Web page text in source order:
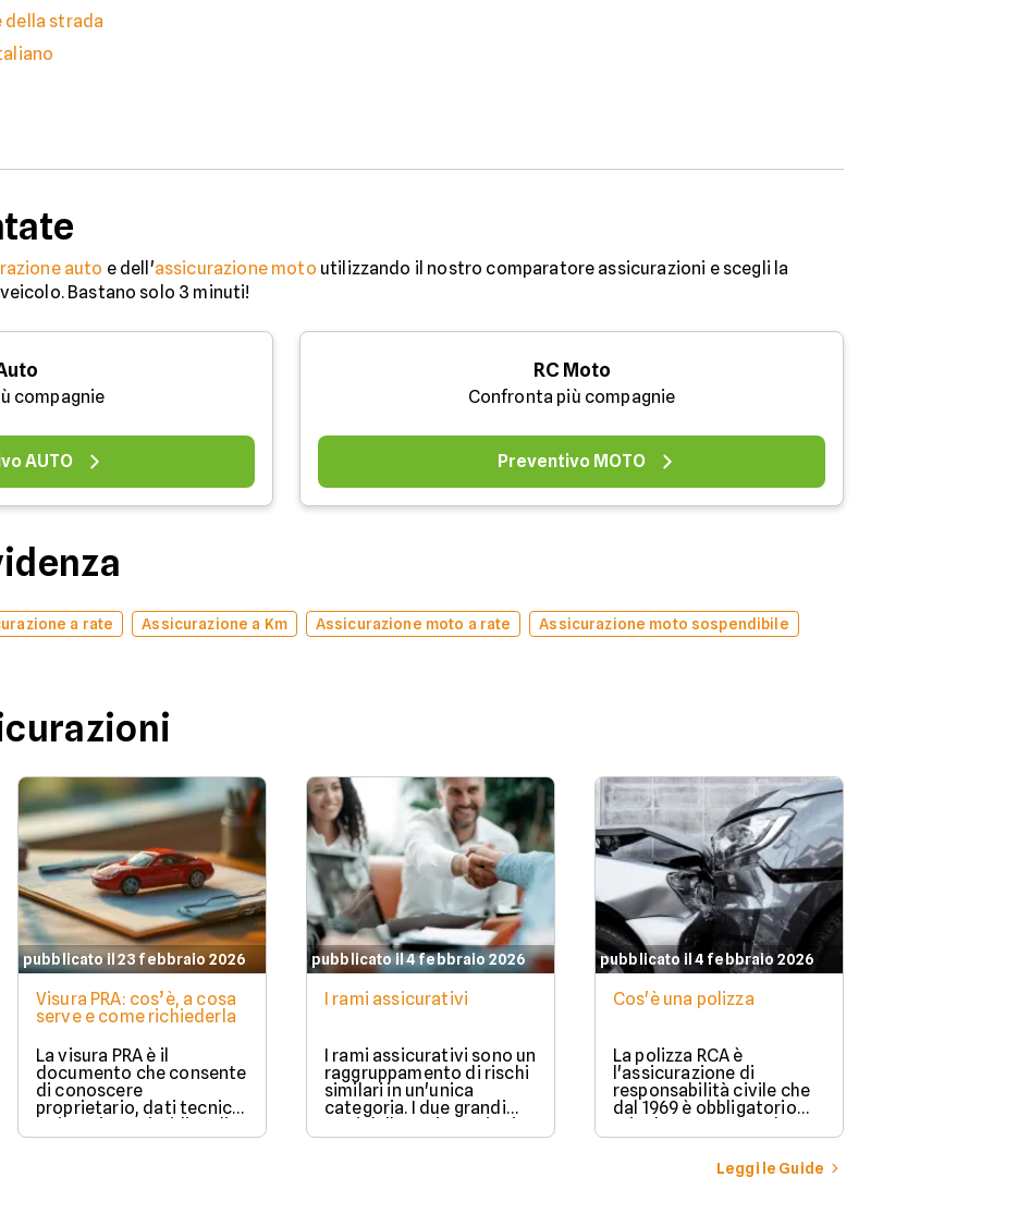
della strada
auto e dell'assicurazione moto utilizzando il nostro comparatore assicurazioni e scegli la
Bastano solo 3 minuti!
compagnie
AUTO
RC Moto
Confronta più compagnie
Preventivo MOTO
a rate Assicurazione a Km Assicurazione moto a rate
Assicurazione moto sospendibile
pubblicato il 23 febbraio 2026
Visura PRA: cos’è, a cosa
serve e come richiederla
La visura PRA è il
documento che consente
di conoscere
proprietario, dati tecnici
e situazione giuridica di
un veicolo iscritto al
pubblicato il 4 febbraio 2026
I rami assicurativi
I rami assicurativi sono un
raggruppamento di rischi
similari in un'unica
categoria. I due grandi
rami delle assicurazioni
sono il ramo danni e il
pubblicato il 4 febbraio 2026
Cos'è una polizza
La polizza RCA è
l'assicurazione di
responsabilità civile che
dal 1969 è obbligatorio
stipulare per possedere e
guidare in Italia un
veicolo a motore.Leggi le Guide